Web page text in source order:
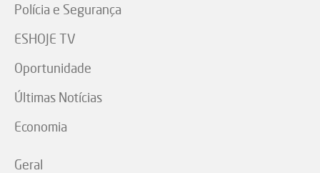
Polícia e Segurança
ESHOJE TV
Oportunidade
Últimas Notícias
Economia
Geral